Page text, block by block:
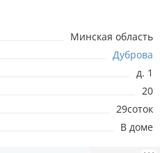
Минская область
Дуброва
д. 1
20
29соток
В доме